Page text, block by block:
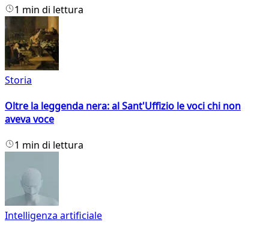
1 min di lettura
Storia
Oltre la leggenda nera: al Sant'Uffizio le voci chi non
aveva voce
1 min di lettura
Intelligenza artificiale